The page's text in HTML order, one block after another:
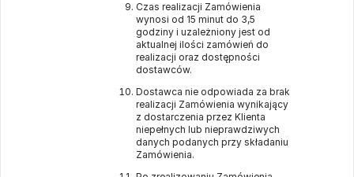
Czas realizacji Zamówienia
wynosi od 15 minut do 3,5
godziny i uzależniony jest od
aktualnej ilości zamówień do
realizacji oraz dostępności
dostawców.
Dostawca nie odpowiada za brak
realizacji Zamówienia wynikający
z dostarczenia przez Klienta
niepełnych lub nieprawdziwych
danych podanych przy składaniu
Zamówienia.